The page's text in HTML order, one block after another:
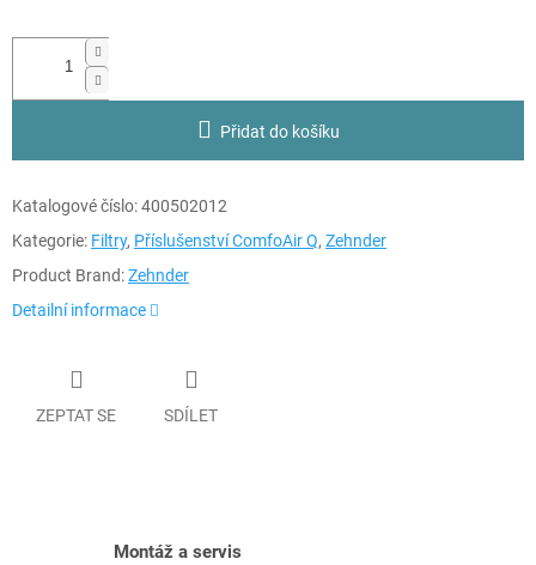
Přidat do košíku
Katalogové číslo:400502012
Kategorie: Filtry, Příslušenství ComfoAir Q, Zehnder
Product Brand:Zehnder
Detailní informace
ZEPTAT SE SDÍLET
Montáž a servis